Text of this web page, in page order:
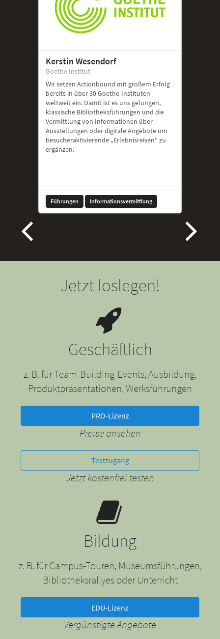
Kerstin Wesendorf
Goethe Institut
Wir setzen Actionbound mit großem Erfolg
bereits in über 30 Goethe-Instituten
weltweit ein. Damit ist es uns gelungen,
klassische Bibliotheksführungen und die
Vermittlung von Informationen über
Ausstellungen oder digitale Angebote um
besucheraktivierende „Erlebnisreisen“ zu
ergänzen.
Führungen Informationsvermittlung
Jetzt loslegen!
Geschäftlich
z. B. für Team-Building-Events, Ausbildung,
Produktpräsentationen, Werksführungen
PRO-Lizenz
Preise ansehen
Testzugang
Jetzt kostenfrei testen
Bildung
z. B. für Campus-Touren, Museumsführungen,
Bibliotheksrallyes oder Unterricht
EDU-Lizenz
Vergünstigte Angebote